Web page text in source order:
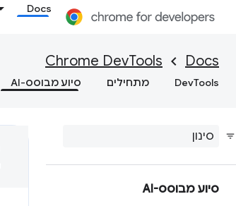
Docs
Docs
Chrome DevTools
DevTools מתחילים סיוע מבוסס-AI
סיוע מבוסס-AI